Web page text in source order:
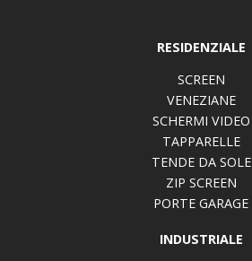
RESIDENZIALE
SCREEN
VENEZIANE
SCHERMI VIDEO
TAPPARELLE
TENDE DA SOLE
ZIP SCREEN
PORTE GARAGE
INDUSTRIALE